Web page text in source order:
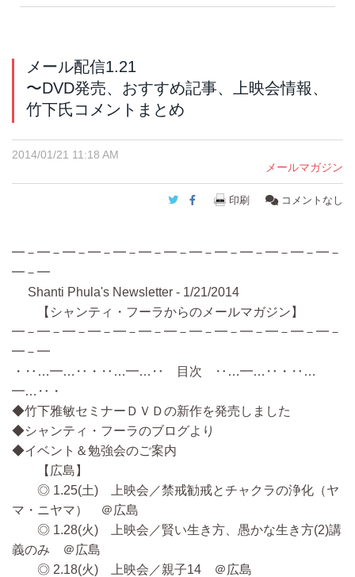
メール配信1.21
〜DVD発売、おすすめ記事、上映会情報、
竹下氏コメントまとめ
2014/01/21 11:18 AM
メールマガジン
Twitter
Facebook
印刷 コメントなし
━－━－━－━－━－━－━－━－━－━－━－━－━－
━－━
Shanti Phula's Newsletter - 1/21/2014
【シャンティ・フーラからのメールマガジン】
━－━－━－━－━－━－━－━－━－━－━－━－━－
━－━
・‥…━…‥・‥…━…‥ 目次 ‥…━…‥・‥…
━…‥・
◆竹下雅敏セミナーＤＶＤの新作を発売しました
◆シャンティ・フーラのブログより
◆イベント＆勉強会のご案内
【広島】
◎ 1.25(土) 上映会／禁戒勧戒とチャクラの浄化（ヤ
マ・ニヤマ） ＠広島
◎ 1.28(火) 上映会／賢い生き方、愚かな生き方(2)講
義のみ ＠広島
◎ 2.18(火) 上映会／親子14 ＠広島